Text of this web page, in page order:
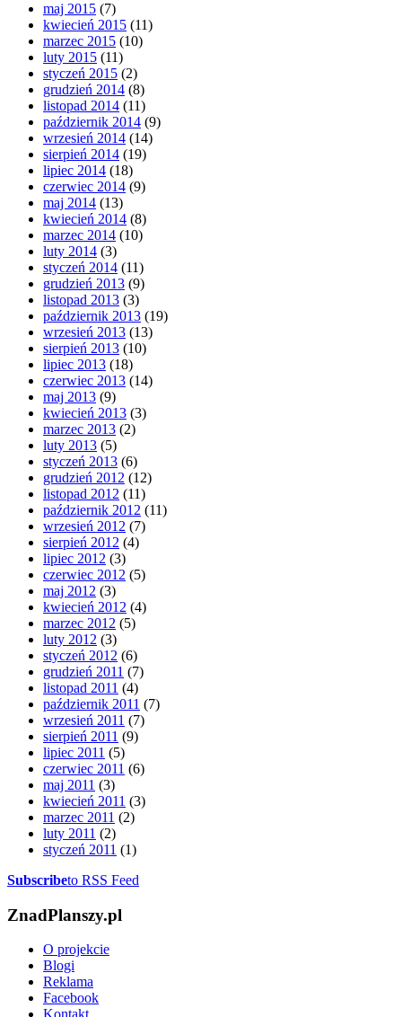
maj 2015 (7)
kwiecień 2015 (11)
marzec 2015 (10)
luty 2015 (11)
styczeń 2015 (2)
grudzień 2014 (8)
listopad 2014 (11)
październik 2014 (9)
wrzesień 2014 (14)
sierpień 2014 (19)
lipiec 2014 (18)
czerwiec 2014 (9)
maj 2014 (13)
kwiecień 2014 (8)
marzec 2014 (10)
luty 2014 (3)
styczeń 2014 (11)
grudzień 2013 (9)
listopad 2013 (3)
październik 2013 (19)
wrzesień 2013 (13)
sierpień 2013 (10)
lipiec 2013 (18)
czerwiec 2013 (14)
maj 2013 (9)
kwiecień 2013 (3)
marzec 2013 (2)
luty 2013 (5)
styczeń 2013 (6)
grudzień 2012 (12)
listopad 2012 (11)
październik 2012 (11)
wrzesień 2012 (7)
sierpień 2012 (4)
lipiec 2012 (3)
czerwiec 2012 (5)
maj 2012 (3)
kwiecień 2012 (4)
marzec 2012 (5)
luty 2012 (3)
styczeń 2012 (6)
grudzień 2011 (7)
listopad 2011 (4)
październik 2011 (7)
wrzesień 2011 (7)
sierpień 2011 (9)
lipiec 2011 (5)
czerwiec 2011 (6)
maj 2011 (3)
kwiecień 2011 (3)
marzec 2011 (2)
luty 2011 (2)
styczeń 2011 (1)
Subscribeto RSS Feed
ZnadPlanszy.pl
O projekcie
Blogi
Reklama
Facebook